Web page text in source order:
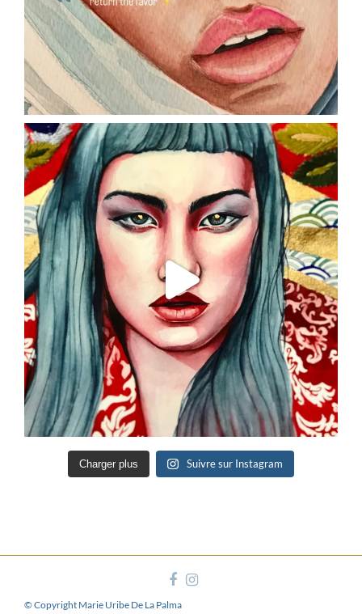
Charger plus Suivre sur Instagram
© Copyright Marie Uribe De La Palma